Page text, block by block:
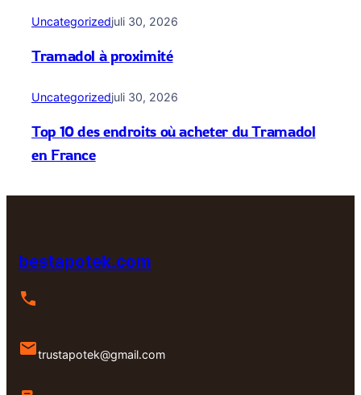
Uncategorizedjuli 30, 2026
Tramadol à proximité
Uncategorizedjuli 30, 2026
Top 10 des endroits où acheter du Tramadol
en France
bestapotek.com
trustapotek@gmail.com